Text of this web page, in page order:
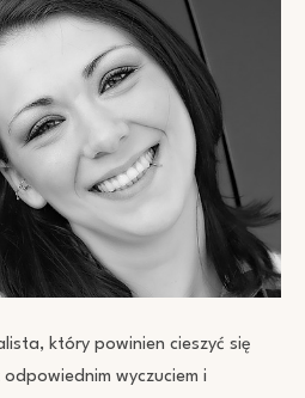
który powinien cieszyć się
wyczuciem i